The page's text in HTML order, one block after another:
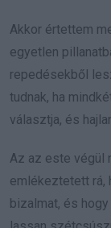
Akkor értettem
egyetlen
repedésekből
tudnak, ha
választja, és
Az az este végül
emlékeztetett rá,
bizalmat, és